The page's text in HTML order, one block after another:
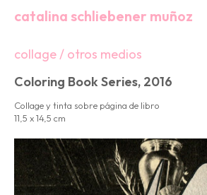
catalina schliebener muñoz
collage / otros medios
Coloring Book Series, 2016
Collage y tinta sobre página de libro
11,5 x 14,5 cm